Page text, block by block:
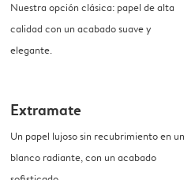
Nuestra opción clásica: papel de alta
calidad con un acabado suave y
elegante.
Extramate
Un papel lujoso sin recubrimiento en un
blanco radiante, con un acabado